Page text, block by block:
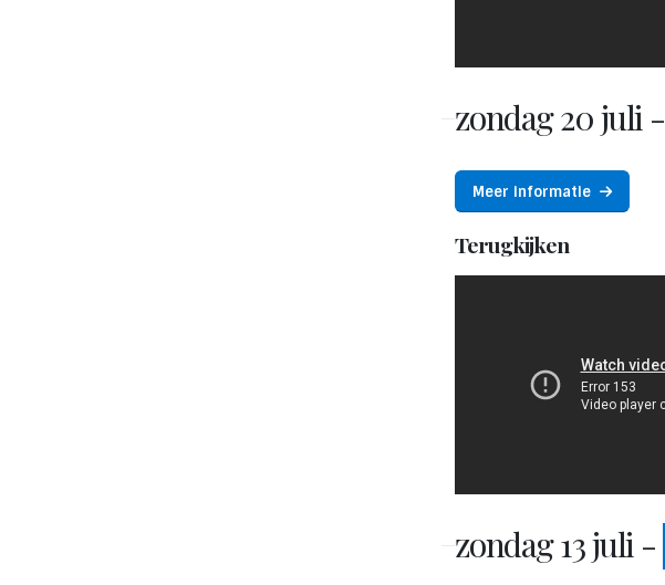
zondag 20 juli -
Meer informatie
Terugkijken
zondag 13 juli -